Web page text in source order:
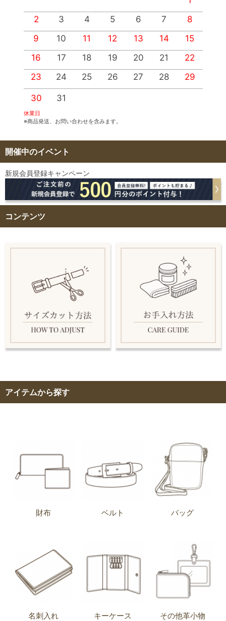
2
3 4 5 6 7
8
9
10 11 12 13 14
15
16
17 18 19 20 21
22
23
24 25 26 27 28 29
30 31
休業日
※商品発送、お問い合わせを含みます。
開催中のイベント
新規会員登録キャンペーン
コンテンツ
アイテムから探す
財布 ベルト バッグ
名刺入れ キーケース その他革小物